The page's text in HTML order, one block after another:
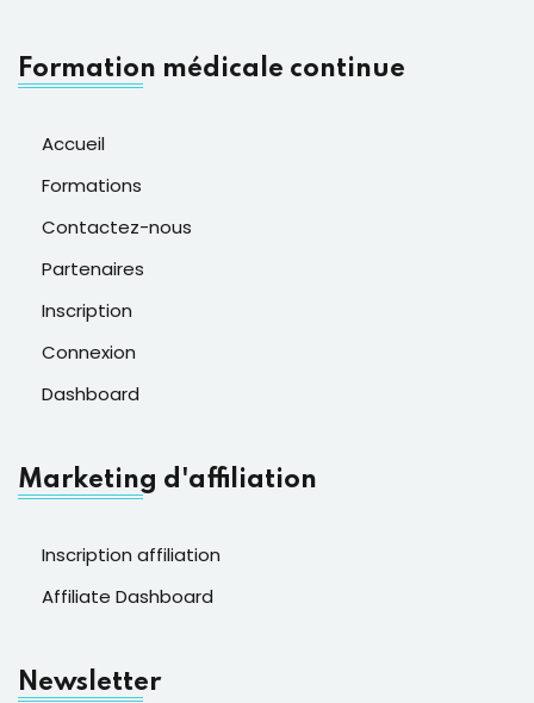
Formation médicale continue
Accueil
Formations
Contactez-nous
Partenaires
Inscription
Connexion
Dashboard
Marketing d'affiliation
Inscription affiliation
Affiliate Dashboard
Newsletter